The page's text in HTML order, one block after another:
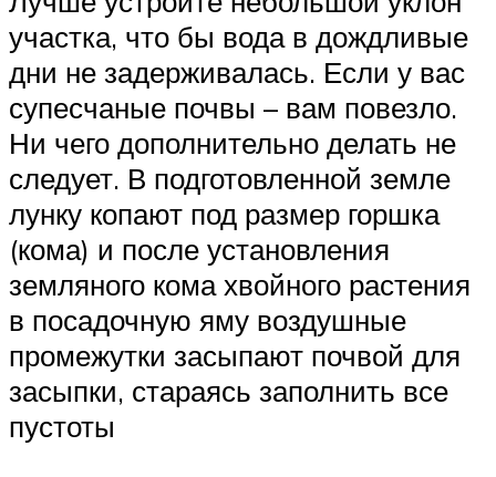
участка, что бы вода в дождливые
дни не задерживалась. Если у вас
супесчаные почвы – вам повезло.
Ни чего дополнительно делать не
следует. В подготовленной земле
лунку копают под размер горшка
(кома) и после установления
земляного кома хвойного растения
в посадочную яму воздушные
промежутки засыпают почвой для
засыпки, стараясь заполнить все
пустоты